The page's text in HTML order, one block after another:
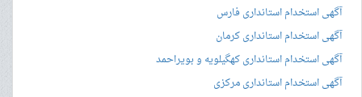
آگهی استخدام استانداری فارس
آگهی استخدام استانداری کرمان
آگهی استخدام استانداری کهگیلویه و بویراحمد
آگهی استخدام استانداری مرکزی